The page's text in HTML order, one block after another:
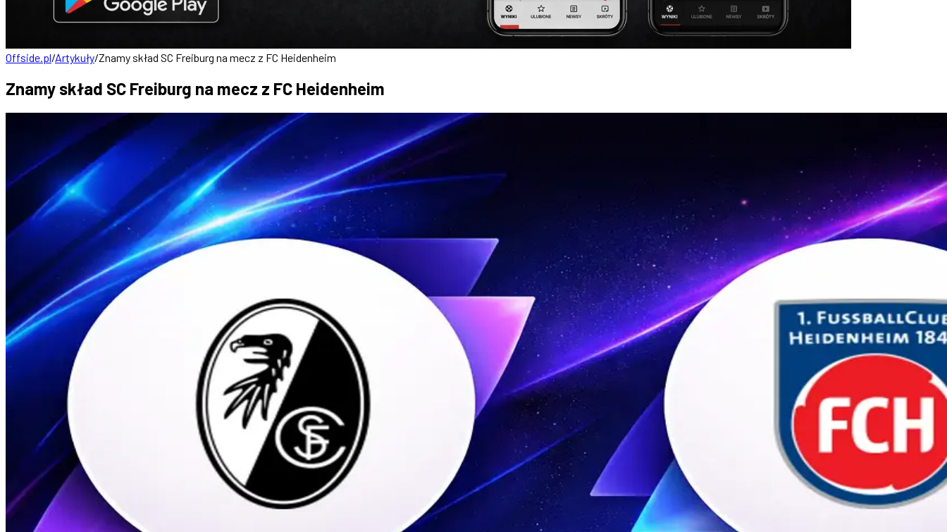
Offside.pl/Artykuły/Znamy skład SC Freiburg na mecz z FC Heidenheim
Znamy skład SC Freiburg na mecz z FC Heidenheim